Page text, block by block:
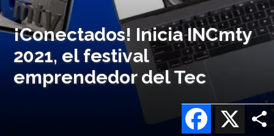
¡Conectados! Inicia INCmty
2021, el festival
emprendedor del Tec
X
Facebook